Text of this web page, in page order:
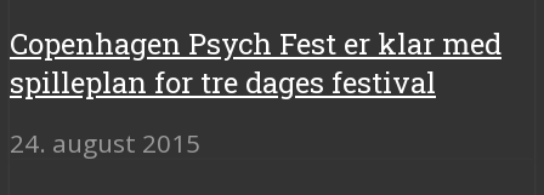
Copenhagen Psych Fest er klar med
spilleplan for tre dages festival
24. august 2015